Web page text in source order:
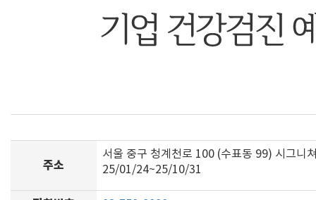
주소
서울 중구 청계천로 100 (수표동 99) 시그니
25/01/24~25/10/31